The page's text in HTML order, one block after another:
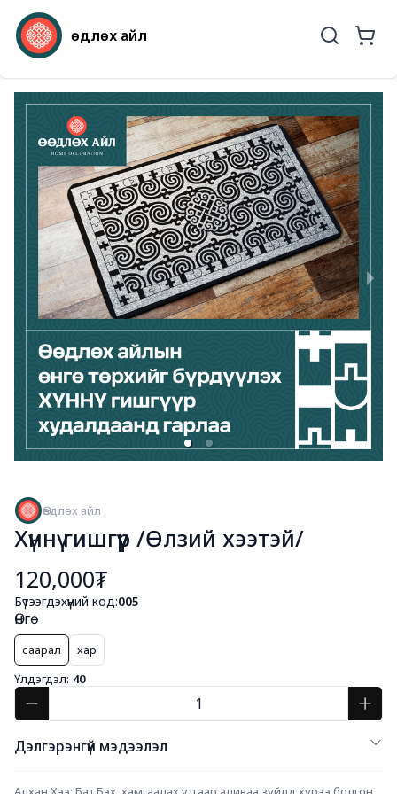
Өөдлөх айл
Өөдлөх айл
Хүннү гишгүүр /Өлзий хээтэй/
120,000₮
Бүтээгдэхүүний код:005
Өнгө
саарал
хар
Үлдэгдэл: 40
Дэлгэрэнгүй мэдээлэл